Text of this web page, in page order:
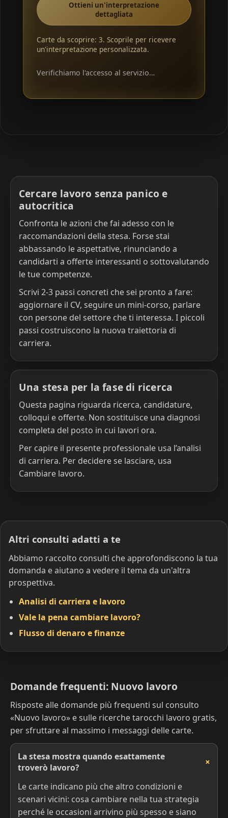
Ottieni un'interpretazione
dettagliata
Carte da scoprire: 3. Scoprile per ricevere
un'interpretazione personalizzata.
Verifichiamo l'accesso al servizio…
Cercare lavoro senza panico e
autocritica
Confronta le azioni che fai adesso con le
raccomandazioni della stesa. Forse stai
abbassando le aspettative, rinunciando a
candidarti a offerte interessanti o sottovalutando
le tue competenze.
Scrivi 2-3 passi concreti che sei pronto a fare:
aggiornare il CV, seguire un mini-corso, parlare
con persone del settore che ti interessa. I piccoli
passi costruiscono la nuova traiettoria di
carriera.
Una stesa per la fase di ricerca
Questa pagina riguarda ricerca, candidature,
colloqui e offerte. Non sostituisce una diagnosi
completa del posto in cui lavori ora.
Per capire il presente professionale usa l’analisi
di carriera. Per decidere se lasciare, usa
Cambiare lavoro.
Altri consulti adatti a te
Abbiamo raccolto consulti che approfondiscono la tua
domanda e aiutano a vedere il tema da un'altra
prospettiva.
Analisi di carriera e lavoro
Vale la pena cambiare lavoro?
Flusso di denaro e finanze
Domande frequenti: Nuovo lavoro
Risposte alle domande più frequenti sul consulto
«Nuovo lavoro» e sulle ricerche tarocchi lavoro gratis,
per sfruttare al massimo i messaggi delle carte.
La stesa mostra quando esattamente
troverò lavoro?
Le carte indicano più che altro condizioni e
scenari vicini: cosa cambiare nella tua strategia
perché le occasioni arrivino più spesso e siano